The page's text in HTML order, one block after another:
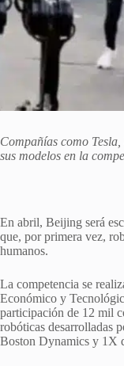
Compañías como
sus modelos en la
En abril, Beijing será
que, por primera vez,
humanos.
La competencia se
Económico y
participación de 12 mil
robóticas desarrolladas
Boston Dynamics y 1X